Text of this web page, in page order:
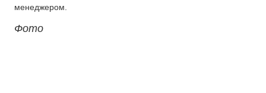
менеджером.
Фото